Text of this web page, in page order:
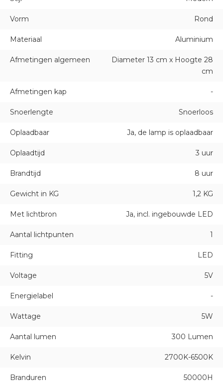
Vorm Rond
Materiaal Aluminium
Afmetingen algemeen
Diameter 13 cm x Hoogte 28
cm
Afmetingen kap -
Snoerlengte Snoerloos
Oplaadbaar Ja, de lamp is oplaadbaar
Oplaadtijd 3 uur
Brandtijd 8 uur
Gewicht in KG 1,2 KG
Met lichtbron Ja, incl. ingebouwde LED
Aantal lichtpunten 1
Fitting LED
Voltage 5V
Energielabel -
Wattage 5W
Aantal lumen 300 Lumen
Kelvin 2700K-6500K
Branduren 50000H